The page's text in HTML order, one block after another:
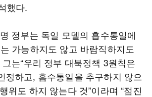
했다.
정부는 독일 모델의 흡수통일에
가능하지도 않고 바람직하지도
는“우리 정부 대북정책 3원칙은
정하고, 흡수통일을 추구하지 않으
위도 하지 않는다 것”이라며 “점진